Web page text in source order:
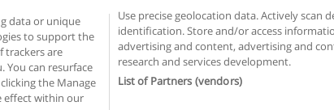
Privacidade de dados Entrar em contato com
© Educaedu Business S.L. - CIF : B-95610580: -www.educaedu-
data or unique
to support the
trackers are
You can resurface
the Manage
effect within our
Use precise geolocation data. Actively scan
identification. Store and/or access
advertising and content, advertising and
research and services development.
List of Partners (vendors)